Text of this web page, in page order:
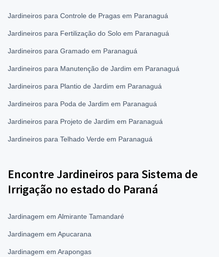
Jardineiros para Controle de Pragas em Paranaguá
Jardineiros para Fertilização do Solo em Paranaguá
Jardineiros para Gramado em Paranaguá
Jardineiros para Manutenção de Jardim em Paranaguá
Jardineiros para Plantio de Jardim em Paranaguá
Jardineiros para Poda de Jardim em Paranaguá
Jardineiros para Projeto de Jardim em Paranaguá
Jardineiros para Telhado Verde em Paranaguá
Encontre Jardineiros para Sistema de
Irrigação no estado do Paraná
Jardinagem em Almirante Tamandaré
Jardinagem em Apucarana
Jardinagem em Arapongas